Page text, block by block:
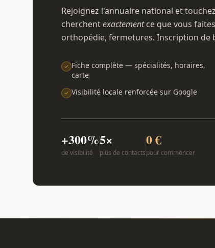
Rejoignez l'annuaire national et
cherchentexactementce que vous
orthopédie, fermetures. Inscription de
Fiche complète — spécialités, horaires,
carte
Visibilité locale renforcée sur Google
+300%
de visibilité
5×
plus de contacts
0 €
pour commencer